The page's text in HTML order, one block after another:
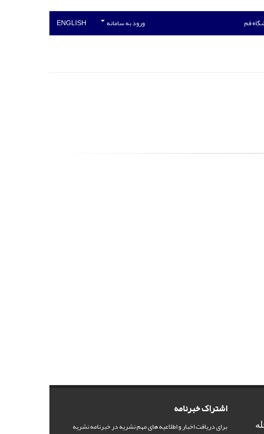
قم ورود به سامانه ENGLISH
اشتراک خبرنامه
برای دریافت اخبار و اطلاعیه های مهم نشریه در خبرنامه نشریه